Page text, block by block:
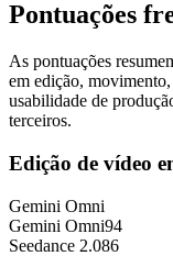
Pontuações
As pontuações
em edição,
usabilidade de
terceiros.
Edição de vídeo
Gemini Omni
Gemini Omni94
Seedance 2.086